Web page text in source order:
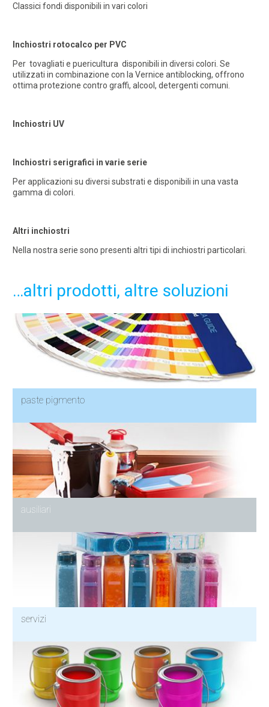
Classici fondi disponibili in vari colori
Inchiostri rotocalco per PVC
Per tovagliati e puericultura disponibili in diversi colori. Se
utilizzati in combinazione con la Vernice antiblocking, offrono
ottima protezione contro graffi, alcool, detergenti comuni.
Inchiostri UV
Inchiostri serigrafici in varie serie
Per applicazioni su diversi substrati e disponibili in una vasta
gamma di colori.
Altri inchiostri
Nella nostra serie sono presenti altri tipi di inchiostri particolari.
…altri prodotti, altre soluzioni
paste pigmento
ausiliari
servizi